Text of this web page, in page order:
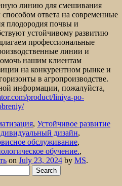
линию для смешивания
ответа на современные
плодородия почвы и
устойчивому развитию
профессиональные
линии и
нашим клиентам
на конкурентном рынке и
в агропроизводстве.
информации, пожалуйста,
product/liniya-po-
, Устойчивое развитие
дизайн,
обслуживание,
обучение.,
on July 23, 2024 by MS.